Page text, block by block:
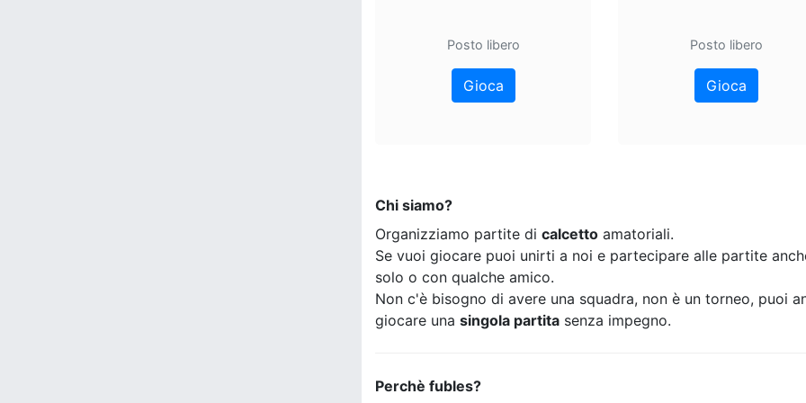
Posto libero
Gioca
Posto libero
Gioca
Chi siamo?
Organizziamo partite di calcetto amatoriali.
Se vuoi giocare puoi unirti a noi e partecipare alle partite
solo o con qualche amico.
Non c'è bisogno di avere una squadra, non è un torneo, puoi
giocare una singola partita senza impegno.
Perchè fubles?